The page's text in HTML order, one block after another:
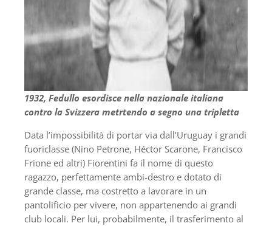
1932, Fedullo esordisce nella nazionale italiana
contro la Svizzera metrtendo a segno una tripletta
Data l’impossibilità di portar via dall’Uruguay i grandi
fuoriclasse (Nino Petrone, Héctor Scarone, Francisco
Frione ed altri) Fiorentini fa il nome di questo
ragazzo, perfettamente ambi-destro e dotato di
grande classe, ma costretto a lavorare in un
pantolificio per vivere, non appartenendo ai grandi
club locali. Per lui, probabilmente, il trasferimento al